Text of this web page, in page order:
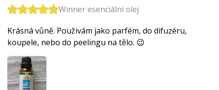
Winner esenciální olej
Krásná vůně. Použivám jako parfém, do difuzéru,
koupele, nebo do peelingu na tělo. 😉